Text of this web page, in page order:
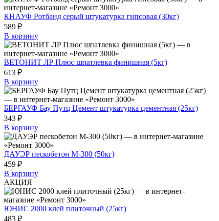
КНАУФ Ротбанд серый штукатурка гипсовая (30кг)
589 ₽
В корзину
ВЕТОНИТ ЛР Плюс шпатлевка финишная (5кг)
613 ₽
В корзину
БЕРГАУФ Бау Путц Цемент штукатурка цементная (25кг)
343 ₽
В корзину
ДАУЭР пескобетон М-300 (50кг)
459 ₽
В корзину
АКЦИЯ
ЮНИС 2000 клей плиточный (25кг)
483 ₽